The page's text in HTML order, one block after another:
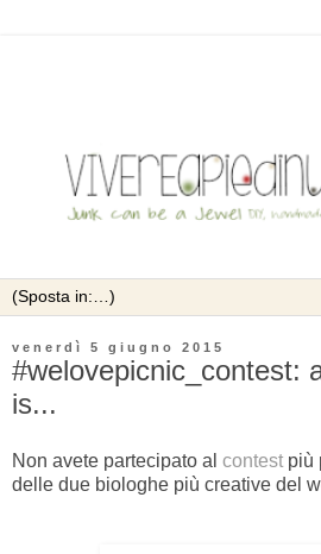
venerdì 5 giugno 2015
#welovepicnic_contest:
is...
Non avete partecipato al contest più
delle due biologhe più creative del